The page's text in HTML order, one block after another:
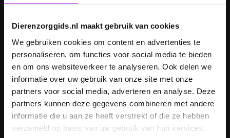
Dierenzorggids.nl maakt gebruik van cookies
We gebruiken cookies om content en advertenties te
personaliseren, om functies voor social media te bieden
en om ons websiteverkeer te analyseren. Ook delen we
informatie over uw gebruik van onze site met onze
partners voor social media, adverteren en analyse. Deze
partners kunnen deze gegevens combineren met andere
informatie die u aan ze heeft verstrekt of die ze hebben
verzameld op basis van uw gebruik van hun services.
Je cavia verzorgen diarree
Je hond wordt
geopereerd – wat
kan je
verwachten?
Je kat naar een
pension brengen
Je kat wordt
geopereerd – wat
kan je
verwachten?
Je kater laten
castreren